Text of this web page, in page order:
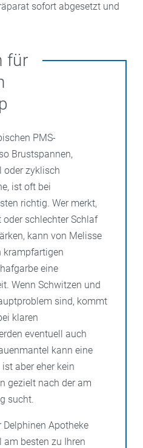
sofort abgesetzt und
für
PMS-
Brustspannen,
oder zyklisch
ist oft bei
richtig. Wer merkt,
oder schlechter Schlaf
kann von Melisse
krampfartigen
eine
Wenn Schwitzen und
sind, kommt
klaren
eventuell auch
kann eine
aber eher kein
gezielt nach der am
sucht.
Delphinen Apotheke
am besten zu Ihren